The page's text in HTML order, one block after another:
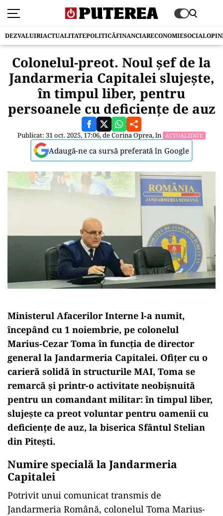
DEZVALUIRIACTUALITATEPOLITICĂFINANCIARECONOMIESOCIAL
Colonelul-preot. Noul șef de la
Jandarmeria Capitalei slujește,
în timpul liber, pentru
persoanele cu deficiențe de auz
Publicat: 31 oct. 2025, 17:06, deCorina Oprea, în ACTUALITATE
Adaugă-ne ca sursă preferată în Google
Ministerul Afacerilor Interne l-a numit,
începând cu 1 noiembrie, pe colonelul
Marius-Cezar Toma în funcția de director
general la Jandarmeria Capitalei. Ofițer cu o
carieră solidă în structurile MAI, Toma se
remarcă și printr-o activitate neobișnuită
pentru un comandant militar: în timpul liber,
slujește ca preot voluntar pentru oamenii cu
deficiențe de auz, la biserica Sfântul Stelian
din Pitești.
Numire specială la Jandarmeria
Capitalei
Potrivit unui comunicat transmis de
Jandarmeria Română, colonelul Toma Marius-